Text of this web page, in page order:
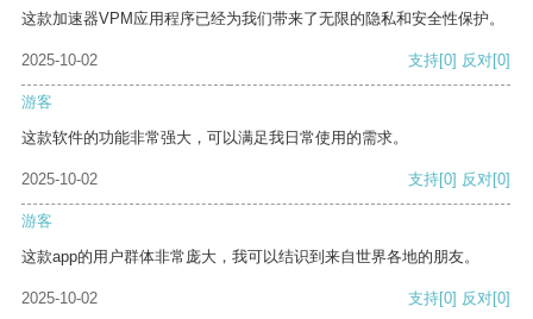
这款加速器VPM应用程序已经为我们带来了无限的隐私和安全性保护。
2025-10-02 支持[0] 反对[0]
游客
这款软件的功能非常强大，可以满足我日常使用的需求。
2025-10-02 支持[0] 反对[0]
游客
这款app的用户群体非常庞大，我可以结识到来自世界各地的朋友。
2025-10-02 支持[0] 反对[0]